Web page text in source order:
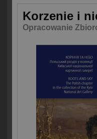
Korzenie i
Opracowanie